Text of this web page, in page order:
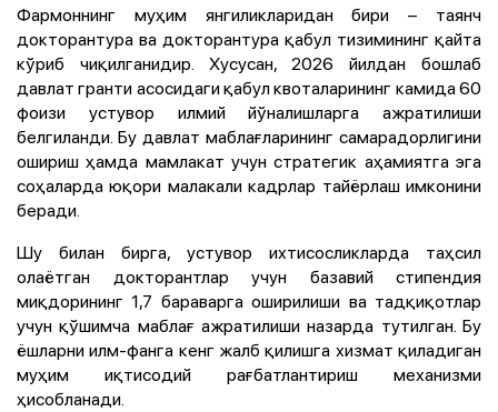
Фармоннинг муҳим янгиликларидан бири – таянч
докторантура ва докторантура қабул тизимининг қайта
кўриб чиқилганидир. Хусусан, 2026 йилдан бошлаб
давлат гранти асосидаги қабул квоталарининг камида 60
фоизи устувор илмий йўналишларга ажратилиши
белгиланди. Бу давлат маблағларининг самарадорлигини
ошириш ҳамда мамлакат учун стратегик аҳамиятга эга
соҳаларда юқори малакали кадрлар тайёрлаш имконини
беради.
Шу билан бирга, устувор ихтисосликларда таҳсил
олаётган докторантлар учун базавий стипендия
миқдорининг 1,7 бараварга оширилиши ва тадқиқотлар
учун қўшимча маблағ ажратилиши назарда тутилган. Бу
ёшларни илм-фанга кенг жалб қилишга хизмат қиладиган
муҳим иқтисодий рағбатлантириш механизми
ҳисобланади.